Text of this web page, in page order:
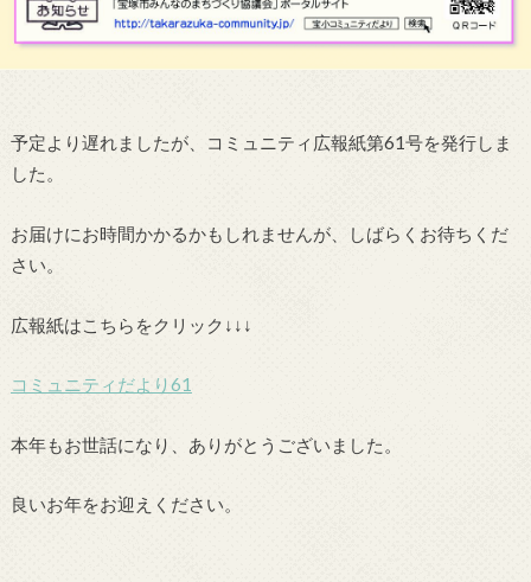
予定より遅れましたが、コミュニティ広報紙第61号を発行しま
した。
お届けにお時間かかるかもしれませんが、しばらくお待ちくだ
さい。
広報紙はこちらをクリック↓↓↓
コミュニティだより61
本年もお世話になり、ありがとうございました。
良いお年をお迎えください。